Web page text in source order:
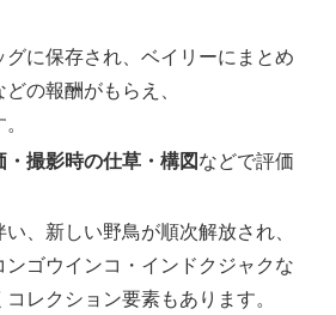
グに保存され、ベイリーにまとめ
の報酬がもらえ、
撮影時の仕草・構図 などで評価
、新しい野鳥が順次解放され、
ンゴウインコ・インドクジャクな
レクション要素もあります。